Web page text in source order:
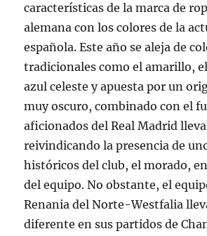
características de la marca de
alemana con los colores de la
española. Este año se aleja de
tradicionales como el amarillo,
azul celeste y apuesta por un
muy oscuro, combinado con el
aficionados del Real Madrid
reivindicando la presencia de
históricos del club, el morado,
del equipo. No obstante, el
Renania del Norte-Westfalia
diferente en sus partidos de